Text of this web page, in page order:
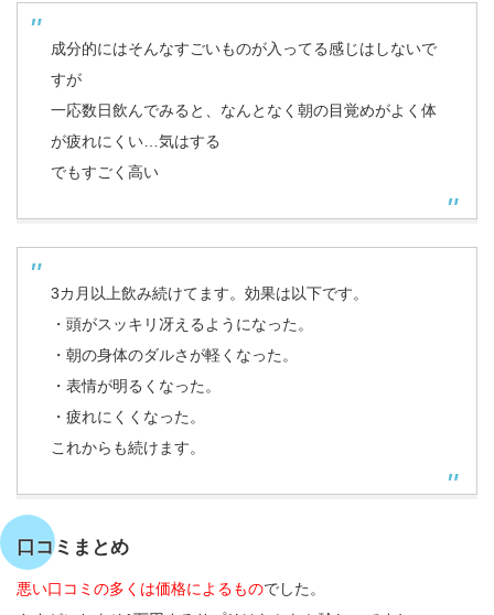
成分的にはそんなすごいものが入ってる感じはしないで
すが
一応数日飲んでみると、なんとなく朝の目覚めがよく体
が疲れにくい…気はする
でもすごく高い
3カ月以上飲み続けてます。効果は以下です。
・頭がスッキリ冴えるようになった。
・朝の身体のダルさが軽くなった。
・表情が明るくなった。
・疲れにくくなった。
これからも続けます。
口コミまとめ
悪い口コミの多くは価格によるものでした。